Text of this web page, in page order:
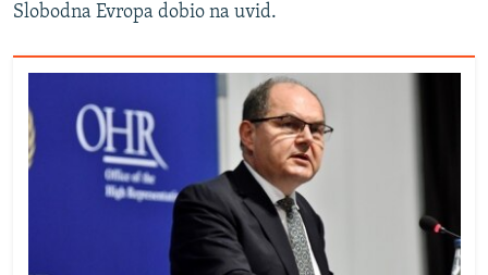
Slobodna Evropa dobio na uvid.